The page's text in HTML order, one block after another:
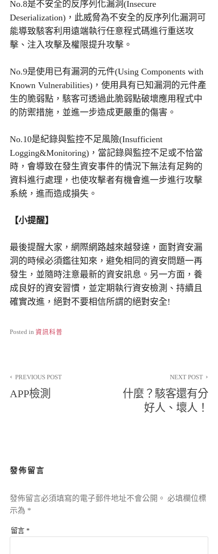
No.8是不安全的反序列化漏洞(Insecure
Deserialization)，此威脅為不安全的反序列化漏洞可
能導致駭客利用遠端執行任意程式碼進行重送攻
擊、注入攻擊及權限提升攻擊。
No.9是使用已有漏洞的元件(Using Components with
Known Vulnerabilities)，使用具有已知漏洞的元件產
生的脆弱點，駭客可透過此脆弱點破壞應用程式中
的防禦措施，並進一步造成更嚴重的傷害。
No.10是紀錄與監控不足風險(Insufficient
Logging&Monitoring)，當記錄與監控不足或不恰當
時，會導致在發生資安事件的情況下無法有足夠的
資料進行處理，也使攻擊者有機會進一步進行攻擊
系統，進而造成損失。
【小提醒】
最後提醒大家，網際網路越來越發達，面對資安漏
洞的時候必須鑑往知來，避免相同的資安問題一再
發生，並隨時注意最新的資安訊息。另一方面，養
成良好的資安習慣，並定期執行資安檢測、持續且
確實改進，絕對不要相信所謂的絕對安全!
Posted in 資訊科普
章
PREVIOUS POST
APP檢測
NEXT POST
什麼？駭客還有分
好人、壞人！
發佈留言
發佈留言必須填寫的電子郵件地址不會公開。 必填欄位標
示為 *
留言 *